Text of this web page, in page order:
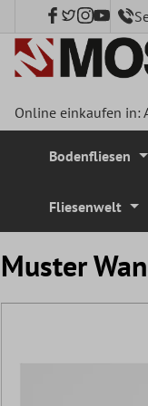
springen
Online einkaufen in:
Bodenfliesen
Fliesenwelt
Muster